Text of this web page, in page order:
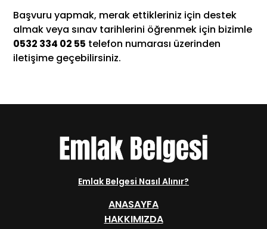
Başvuru yapmak, merak ettikleriniz için destek
almak veya sınav tarihlerini öğrenmek için bizimle
0532 334 02 55 telefon numarası üzerinden
iletişime geçebilirsiniz.
Emlak Belgesi Nasıl Alınır?
ANASAYFA
HAKKIMIZDA